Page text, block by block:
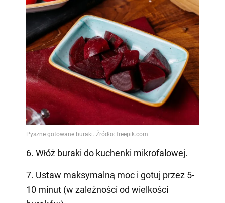
6. Włóż buraki do kuchenki mikrofalowej.
7. Ustaw maksymalną moc i gotuj przez 5-
10 minut (w zależności od wielkości